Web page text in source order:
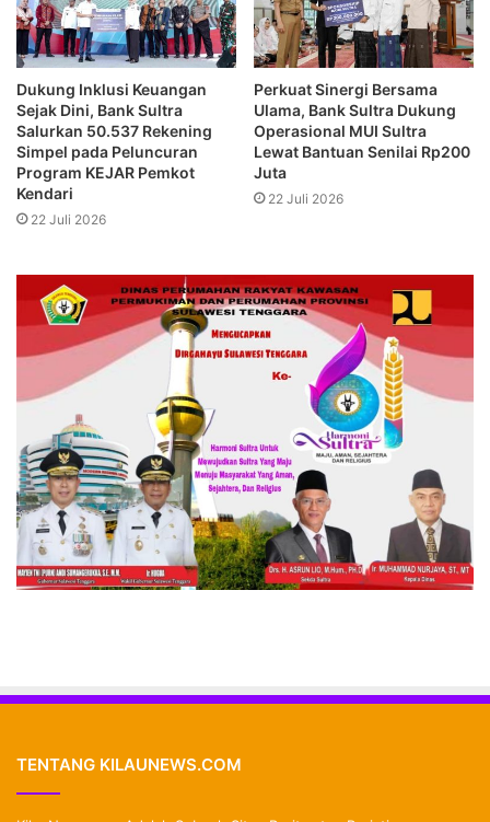
Dukung Inklusi Keuangan
Sejak Dini, Bank Sultra
Salurkan 50.537 Rekening
Simpel pada Peluncuran
Program KEJAR Pemkot
Kendari
22 Juli 2026
Perkuat Sinergi Bersama
Ulama, Bank Sultra Dukung
Operasional MUI Sultra
Lewat Bantuan Senilai Rp200
Juta
22 Juli 2026
TENTANG KILAUNEWS.COM